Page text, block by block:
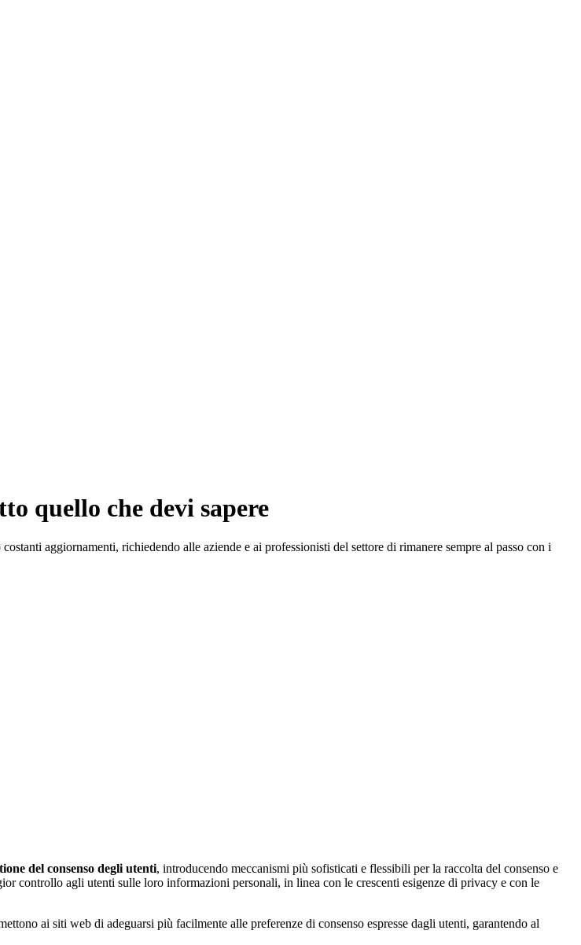
quello che devi sapere
aggiornamenti, richiedendo alle aziende e ai professionisti del settore di rimanere sempre al passo con i
del consenso degli utenti, introducendo meccanismi più sofisticati e flessibili per la raccolta del consenso e
controllo agli utenti sulle loro informazioni personali, in linea con le crescenti esigenze di privacy e con le
ai siti web di adeguarsi più facilmente alle preferenze di consenso espresse dagli utenti, garantendo al